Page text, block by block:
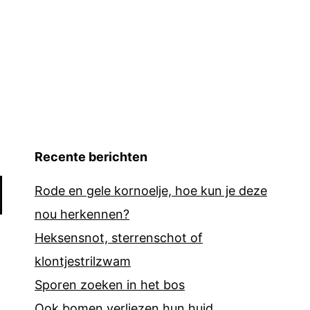
Recente berichten
Rode en gele kornoelje, hoe kun je deze
nou herkennen?
Heksensnot, sterrenschot of
klontjestrilzwam
Sporen zoeken in het bos